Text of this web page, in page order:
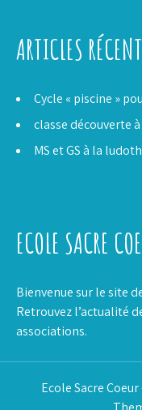
ARTICLES
Cycle « piscine »
classe découverte
MS et GS à la
ECOLE SACRE
Bienvenue sur le site
Retrouvez l’actualité
associations.
Ecole Sacre